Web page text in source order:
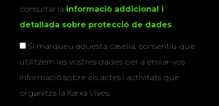
consultar la informació addicional i
detallada sobre protecció de dades.
Si marqueu aquesta casella, consentiu que
utilitzem les vostres dades per a enviar-vos
informació sobre els actes i activitats que
organitza la Xarxa Vives.